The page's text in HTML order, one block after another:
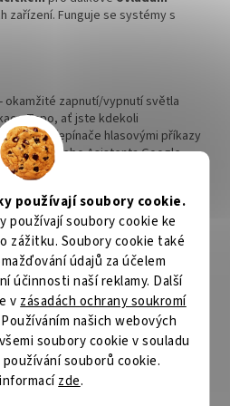
používají soubory cookie.
používají soubory cookie ke
zážitku. Soubory cookie také
údajů za účelem
účinnosti naší reklamy. Další
v zásadách ochrany soukromí
našich webových
soubory cookie v souladu
používání souborů cookie.
zde.
zařízení. Funguje se systémy s
okamžité zapnutí/vypnutí světla
Tapo, ať jste kdekoli
přepínače hlasovými příkazy
Alexy nebo Asistenta Google
kalendáře pro automatickou
- automatické zapínání a vypínání
aby vznikl dojem, že je někdo
nástrojů- snadná výměna
nutnosti používat další nástroje
- velmi jednoduché zapojení
propojení s TP-Link Tapo Smart
montážní šroubky.